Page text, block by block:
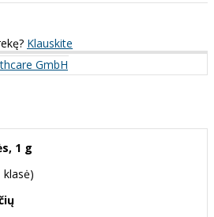
Klauskite
GmbH
1 g
klasė)